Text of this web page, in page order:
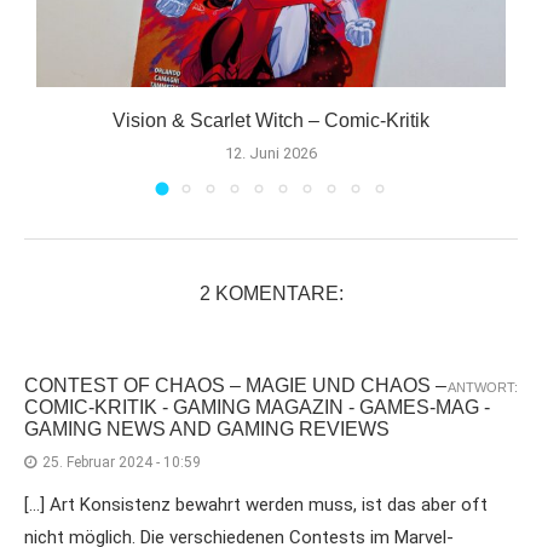
Vision & Scarlet Witch – Comic-Kritik
12. Juni 2026
2 KOMENTARE:
CONTEST OF CHAOS – MAGIE UND CHAOS –
COMIC-KRITIK - GAMING MAGAZIN - GAMES-MAG -
GAMING NEWS AND GAMING REVIEWS
25. Februar 2024 - 10:59
[…] Art Konsistenz bewahrt werden muss, ist das aber oft
nicht möglich. Die verschiedenen Contests im Marvel-
ANTWORT: